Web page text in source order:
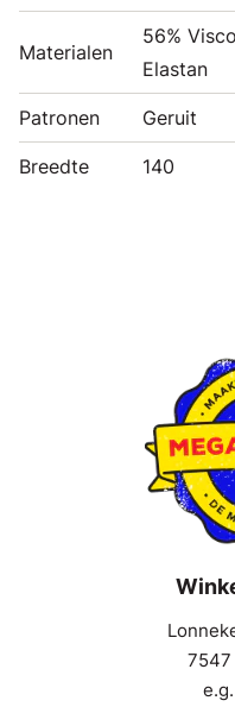
Materialen
56%
Elastan
Patronen Geruit
Breedte 140
7547